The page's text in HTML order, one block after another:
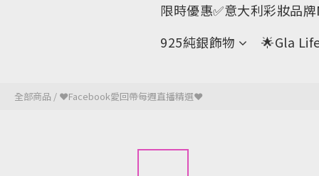
限時優惠✅意大利彩妝品
925純銀飾物
🌟Gla
全部商品 / ❤Facebook愛回帶每週直播精選❤